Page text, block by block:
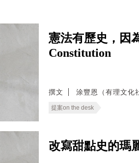
憲法有歷史，因
Constitution
撰文 涂豐恩（有理文化
提案on the desk
改寫甜點史的瑪